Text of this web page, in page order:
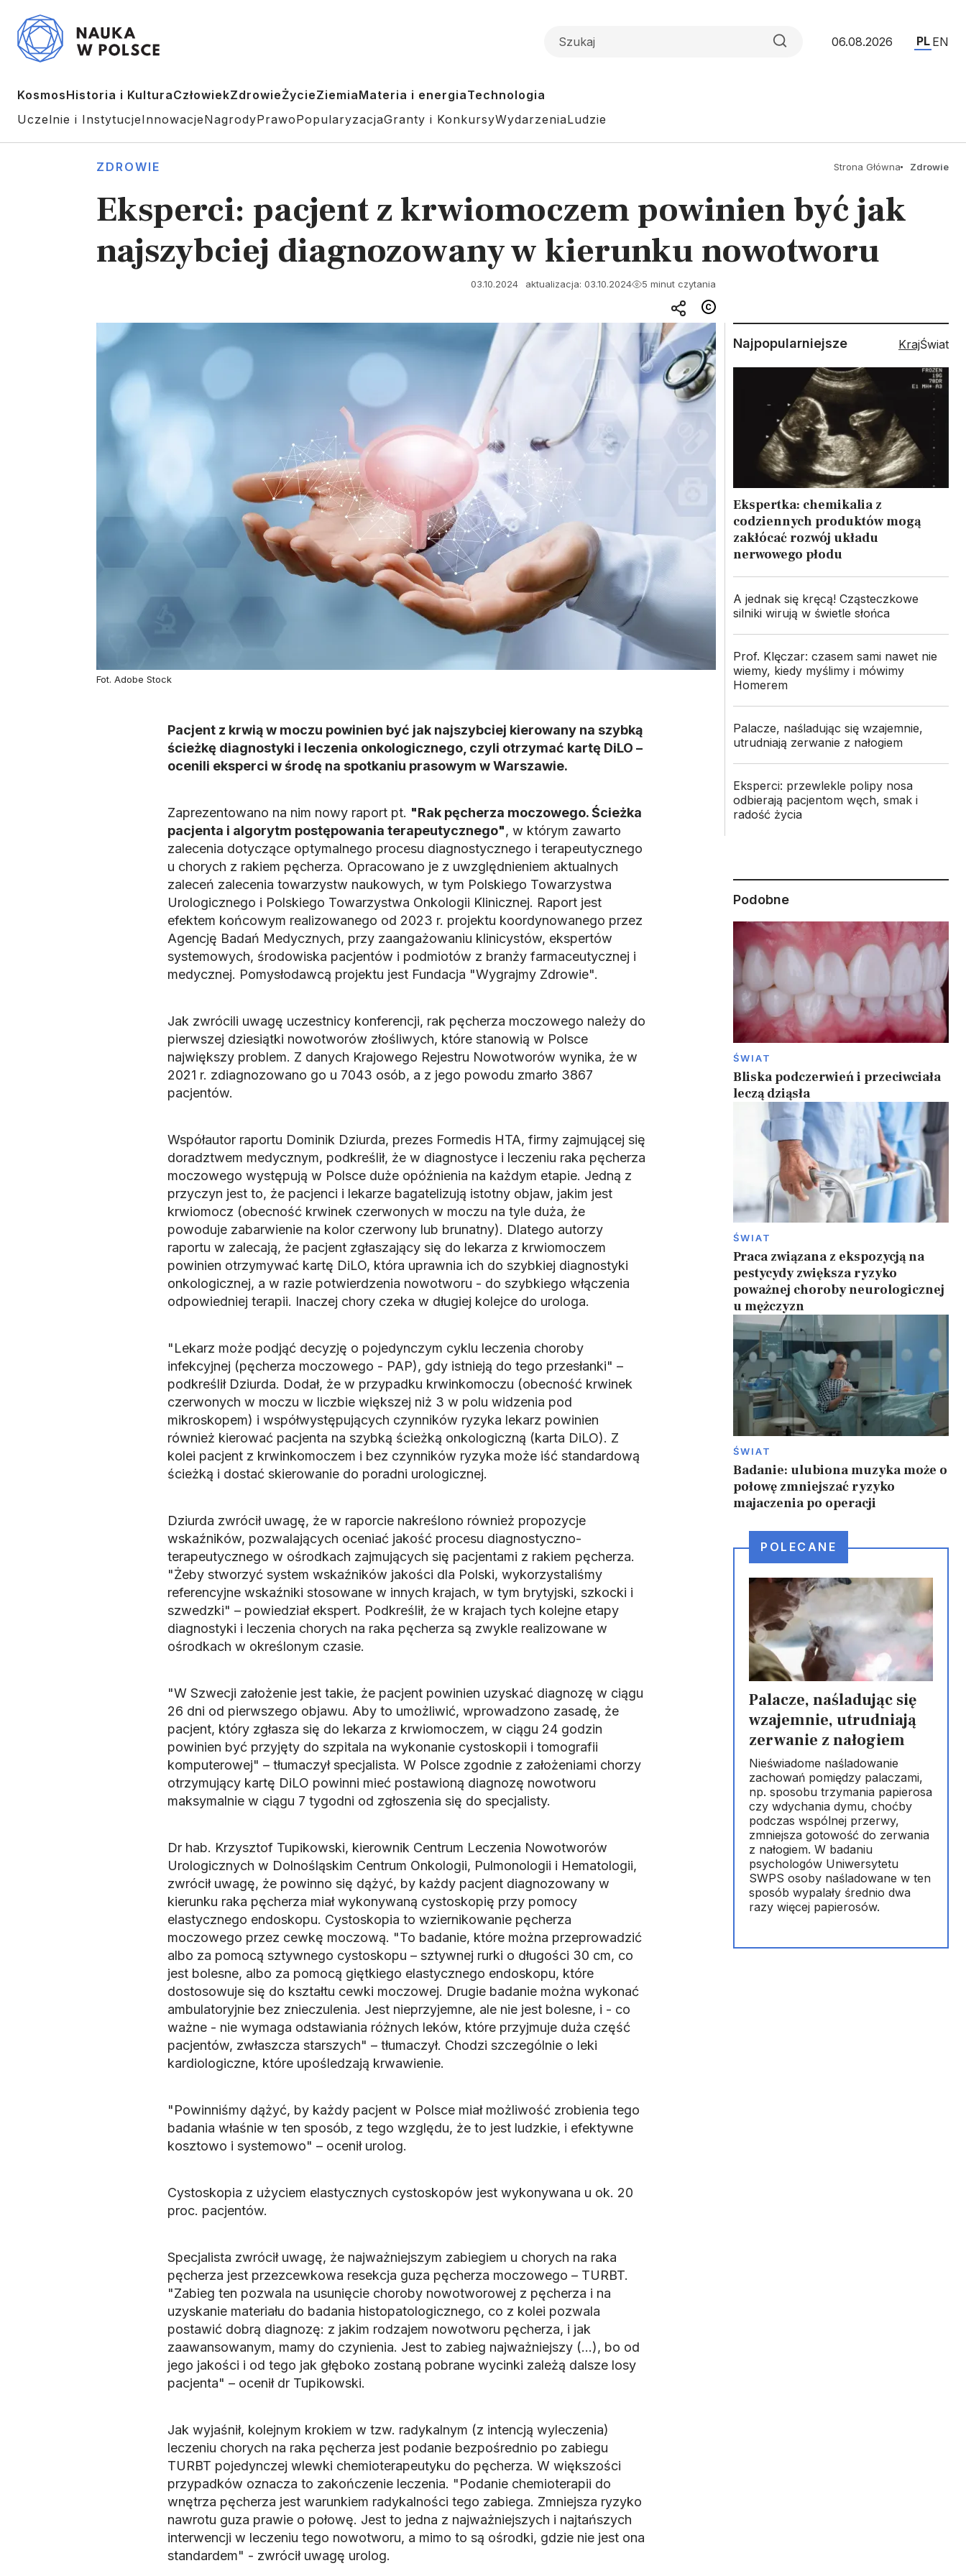
06.08.2026 PL EN
KosmosHistoria i KulturaCzłowiekZdrowieŻycieZiemiaMateria i energiaTechnologia
Uczelnie i InstytucjeInnowacjeNagrodyPrawoPopularyzacjaGranty i KonkursyWydarzeniaLudzie
ZDROWIE Strona Główna Zdrowie
Eksperci: pacjent z krwiomoczem powinien być jak
najszybciej diagnozowany w kierunku nowotworu
03.10.2024 aktualizacja: 03.10.2024 5 minut czytania
Fot. Adobe Stock
Pacjent z krwią w moczu powinien być jak najszybciej kierowany na szybką
ścieżkę diagnostyki i leczenia onkologicznego, czyli otrzymać kartę DiLO –
ocenili eksperci w środę na spotkaniu prasowym w Warszawie.
Zaprezentowano na nim nowy raport pt. "Rak pęcherza moczowego. Ścieżka
pacjenta i algorytm postępowania terapeutycznego", w którym zawarto
zalecenia dotyczące optymalnego procesu diagnostycznego i terapeutycznego
u chorych z rakiem pęcherza. Opracowano je z uwzględnieniem aktualnych
zaleceń zalecenia towarzystw naukowych, w tym Polskiego Towarzystwa
Urologicznego i Polskiego Towarzystwa Onkologii Klinicznej. Raport jest
efektem końcowym realizowanego od 2023 r. projektu koordynowanego przez
Agencję Badań Medycznych, przy zaangażowaniu klinicystów, ekspertów
systemowych, środowiska pacjentów i podmiotów z branży farmaceutycznej i
medycznej. Pomysłodawcą projektu jest Fundacja "Wygrajmy Zdrowie".
Jak zwrócili uwagę uczestnicy konferencji, rak pęcherza moczowego należy do
pierwszej dziesiątki nowotworów złośliwych, które stanowią w Polsce
największy problem. Z danych Krajowego Rejestru Nowotworów wynika, że w
2021 r. zdiagnozowano go u 7043 osób, a z jego powodu zmarło 3867
pacjentów.
Współautor raportu Dominik Dziurda, prezes Formedis HTA, firmy zajmującej się
doradztwem medycznym, podkreślił, że w diagnostyce i leczeniu raka pęcherza
moczowego występują w Polsce duże opóźnienia na każdym etapie. Jedną z
przyczyn jest to, że pacjenci i lekarze bagatelizują istotny objaw, jakim jest
krwiomocz (obecność krwinek czerwonych w moczu na tyle duża, że
powoduje zabarwienie na kolor czerwony lub brunatny). Dlatego autorzy
raportu w zalecają, że pacjent zgłaszający się do lekarza z krwiomoczem
powinien otrzymywać kartę DiLO, która uprawnia ich do szybkiej diagnostyki
onkologicznej, a w razie potwierdzenia nowotworu - do szybkiego włączenia
odpowiedniej terapii. Inaczej chory czeka w długiej kolejce do urologa.
"Lekarz może podjąć decyzję o pojedynczym cyklu leczenia choroby
infekcyjnej (pęcherza moczowego - PAP), gdy istnieją do tego przesłanki" –
podkreślił Dziurda. Dodał, że w przypadku krwinkomoczu (obecność krwinek
czerwonych w moczu w liczbie większej niż 3 w polu widzenia pod
mikroskopem) i współwystępujących czynników ryzyka lekarz powinien
również kierować pacjenta na szybką ścieżką onkologiczną (karta DiLO). Z
kolei pacjent z krwinkomoczem i bez czynników ryzyka może iść standardową
ścieżką i dostać skierowanie do poradni urologicznej.
Dziurda zwrócił uwagę, że w raporcie nakreślono również propozycje
wskaźników, pozwalających oceniać jakość procesu diagnostyczno-
terapeutycznego w ośrodkach zajmujących się pacjentami z rakiem pęcherza.
"Żeby stworzyć system wskaźników jakości dla Polski, wykorzystaliśmy
referencyjne wskaźniki stosowane w innych krajach, w tym brytyjski, szkocki i
szwedzki" – powiedział ekspert. Podkreślił, że w krajach tych kolejne etapy
diagnostyki i leczenia chorych na raka pęcherza są zwykle realizowane w
ośrodkach w określonym czasie.
"W Szwecji założenie jest takie, że pacjent powinien uzyskać diagnozę w ciągu
26 dni od pierwszego objawu. Aby to umożliwić, wprowadzono zasadę, że
pacjent, który zgłasza się do lekarza z krwiomoczem, w ciągu 24 godzin
powinien być przyjęty do szpitala na wykonanie cystoskopii i tomografii
komputerowej" – tłumaczył specjalista. W Polsce zgodnie z założeniami chorzy
otrzymujący kartę DiLO powinni mieć postawioną diagnozę nowotworu
maksymalnie w ciągu 7 tygodni od zgłoszenia się do specjalisty.
Dr hab. Krzysztof Tupikowski, kierownik Centrum Leczenia Nowotworów
Urologicznych w Dolnośląskim Centrum Onkologii, Pulmonologii i Hematologii,
zwrócił uwagę, że powinno się dążyć, by każdy pacjent diagnozowany w
kierunku raka pęcherza miał wykonywaną cystoskopię przy pomocy
elastycznego endoskopu. Cystoskopia to wziernikowanie pęcherza
moczowego przez cewkę moczową. "To badanie, które można przeprowadzić
albo za pomocą sztywnego cystoskopu – sztywnej rurki o długości 30 cm, co
jest bolesne, albo za pomocą giętkiego elastycznego endoskopu, które
dostosowuje się do kształtu cewki moczowej. Drugie badanie można wykonać
ambulatoryjnie bez znieczulenia. Jest nieprzyjemne, ale nie jest bolesne, i - co
ważne - nie wymaga odstawiania różnych leków, które przyjmuje duża część
pacjentów, zwłaszcza starszych" – tłumaczył. Chodzi szczególnie o leki
kardiologiczne, które upośledzają krwawienie.
"Powinniśmy dążyć, by każdy pacjent w Polsce miał możliwość zrobienia tego
badania właśnie w ten sposób, z tego względu, że to jest ludzkie, i efektywne
kosztowo i systemowo" – ocenił urolog.
Cystoskopia z użyciem elastycznych cystoskopów jest wykonywana u ok. 20
proc. pacjentów.
Specjalista zwrócił uwagę, że najważniejszym zabiegiem u chorych na raka
pęcherza jest przezcewkowa resekcja guza pęcherza moczowego – TURBT.
"Zabieg ten pozwala na usunięcie choroby nowotworowej z pęcherza i na
uzyskanie materiału do badania histopatologicznego, co z kolei pozwala
postawić dobrą diagnozę: z jakim rodzajem nowotworu pęcherza, i jak
zaawansowanym, mamy do czynienia. Jest to zabieg najważniejszy (...), bo od
jego jakości i od tego jak głęboko zostaną pobrane wycinki zależą dalsze losy
pacjenta" – ocenił dr Tupikowski.
Jak wyjaśnił, kolejnym krokiem w tzw. radykalnym (z intencją wyleczenia)
leczeniu chorych na raka pęcherza jest podanie bezpośrednio po zabiegu
TURBT pojedynczej wlewki chemioterapeutyku do pęcherza. W większości
przypadków oznacza to zakończenie leczenia. "Podanie chemioterapii do
wnętrza pęcherza jest warunkiem radykalności tego zabiega. Zmniejsza ryzyko
nawrotu guza prawie o połowę. Jest to jedna z najważniejszych i najtańszych
interwencji w leczeniu tego nowotworu, a mimo to są ośrodki, gdzie nie jest ona
standardem" - zwrócił uwagę urolog.
Najpopularniejsze KrajŚwiat
Ekspertka: chemikalia z
codziennych produktów mogą
zakłócać rozwój układu
nerwowego płodu
A jednak się kręcą! Cząsteczkowe
silniki wirują w świetle słońca
Prof. Klęczar: czasem sami nawet nie
wiemy, kiedy myślimy i mówimy
Homerem
Palacze, naśladując się wzajemnie,
utrudniają zerwanie z nałogiem
Eksperci: przewlekle polipy nosa
odbierają pacjentom węch, smak i
radość życia
Podobne
ŚWIAT
Bliska podczerwień i przeciwciała
leczą dziąsła
ŚWIAT
Praca związana z ekspozycją na
pestycydy zwiększa ryzyko
poważnej choroby neurologicznej
u mężczyzn
ŚWIAT
Badanie: ulubiona muzyka może o
połowę zmniejszać ryzyko
majaczenia po operacji
POLECANE
Palacze, naśladując się
wzajemnie, utrudniają
zerwanie z nałogiem
Nieświadome naśladowanie
zachowań pomiędzy palaczami,
np. sposobu trzymania papierosa
czy wdychania dymu, choćby
podczas wspólnej przerwy,
zmniejsza gotowość do zerwania
z nałogiem. W badaniu
psychologów Uniwersytetu
SWPS osoby naśladowane w ten
sposób wypalały średnio dwa
razy więcej papierosów.